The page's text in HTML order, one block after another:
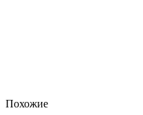
Похожие